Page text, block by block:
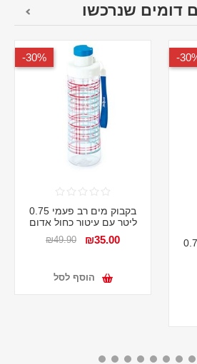
דומים שנרכשו
רב פעמי 0.75
30%-
בקבוק מים רב פעמי 0.75
ליטר עם עיטור כחול אדום
₪35.00
₪49.90
הוסף לסל